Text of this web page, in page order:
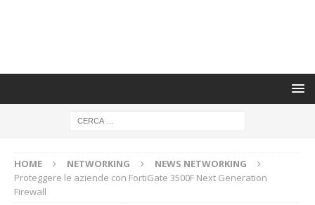
HOME NETWORKING
NEWS NETWORKING
Proteggere le aziende con FortiGate 3500F Next Generation
Firewall